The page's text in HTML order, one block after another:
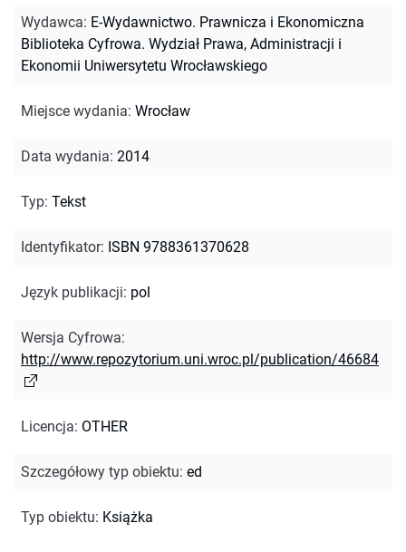
Wydawca: E-Wydawnictwo. Prawnicza i Ekonomiczna
Biblioteka Cyfrowa. Wydział Prawa, Administracji i
Ekonomii Uniwersytetu Wrocławskiego
Miejsce wydania: Wrocław
Data wydania: 2014
Typ: Tekst
Identyfikator: ISBN 9788361370628
Język publikacji: pol
Wersja Cyfrowa:
http://www.repozytorium.uni.wroc.pl/publication/46684
Licencja: OTHER
Szczegółowy typ obiektu: ed
Typ obiektu: Książka